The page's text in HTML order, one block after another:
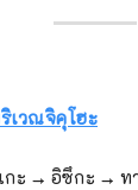
วณจิคุโฮะ
กะ → อิซึกะ →